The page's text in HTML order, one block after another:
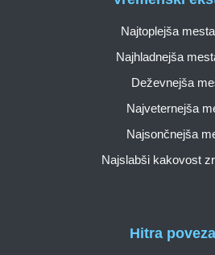
Hitra
Najtoplejša
Najhladnejša
Deževnejša
Najveternejša
Najsončnejša
Najslabši kakovost